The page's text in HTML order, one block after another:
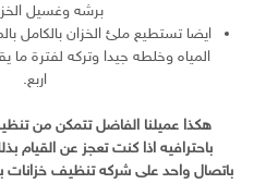
برشه وغسيل
ايضا تستطيع ملئ الخزان بالكامل
المياه وخلطه جيدا وتركه لفترة
اربع.
هكذا عميلنا الفاضل تتمكن من
باحترافيه اذا كنت تعجز عن القيام
باتصال واحد على شركه تنظيف